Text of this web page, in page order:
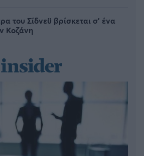
του Σίδνεϋ βρίσκεται σ' ένα
Κοζάνη